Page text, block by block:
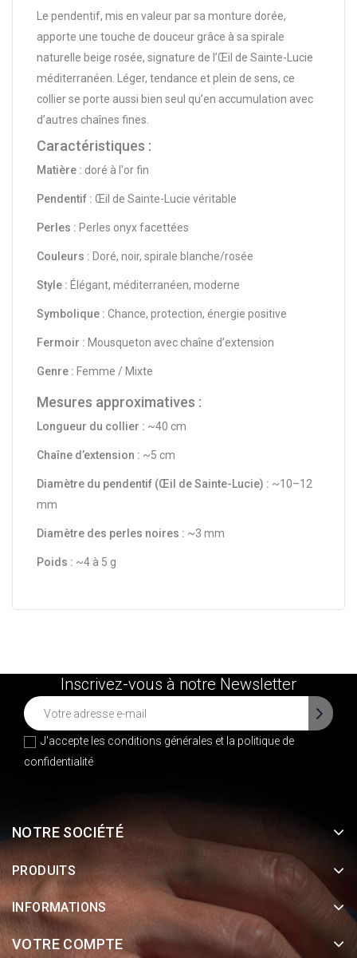
Le pendentif, mis en valeur par sa monture dorée,
apporte une touche de douceur grâce à sa spirale
naturelle beige rosée, signature de l’Œil de Sainte-Lucie
méditerranéen. Léger, tendance et plein de sens, ce
collier se porte aussi bien seul qu’en accumulation avec
d’autres chaînes fines.
Caractéristiques :
Matière : doré à l'or fin
Pendentif : Œil de Sainte-Lucie véritable
Perles : Perles onyx facettées
Couleurs : Doré, noir, spirale blanche/rosée
Style : Élégant, méditerranéen, moderne
Symbolique : Chance, protection, énergie positive
Fermoir : Mousqueton avec chaîne d’extension
Genre : Femme / Mixte
Mesures approximatives :
Longueur du collier : ~40 cm
Chaîne d’extension : ~5 cm
Diamètre du pendentif (Œil de Sainte-Lucie) : ~10–12
mm
Diamètre des perles noires : ~3 mm
Poids : ~4 à 5 g
Inscrivez-vous à notre Newsletter
J'accepte les conditions générales et la politique de
confidentialité
NOTRE SOCIÉTÉ
PRODUITS
INFORMATIONS
VOTRE COMPTE